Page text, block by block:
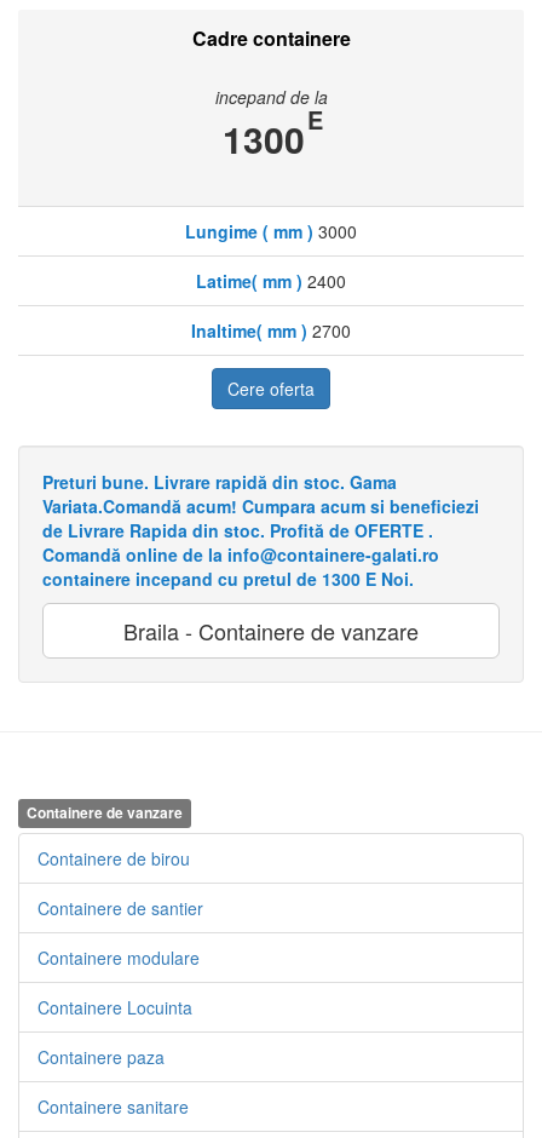
Cadre containere
incepand de la
1300E
Lungime ( mm ) 3000
Latime( mm ) 2400
Inaltime( mm ) 2700
Cere oferta
Preturi bune. Livrare rapidă din stoc. Gama
Variata.Comandă acum! Cumpara acum si beneficiezi
de Livrare Rapida din stoc. Profită de OFERTE .
Comandă online de la info@containere-galati.ro
containere incepand cu pretul de 1300 E Noi.
Braila - Containere de vanzare
Containere de vanzare
Containere de birou
Containere de santier
Containere modulare
Containere Locuinta
Containere paza
Containere sanitare